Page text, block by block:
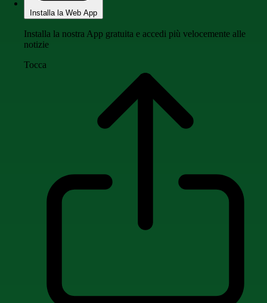
Installa la Web App
Installa la nostra App gratuita e accedi più velocemente alle
notizie
Tocca